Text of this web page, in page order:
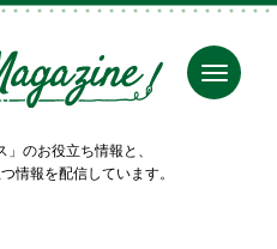
」のお役立ち情報と、
情報を配信しています。